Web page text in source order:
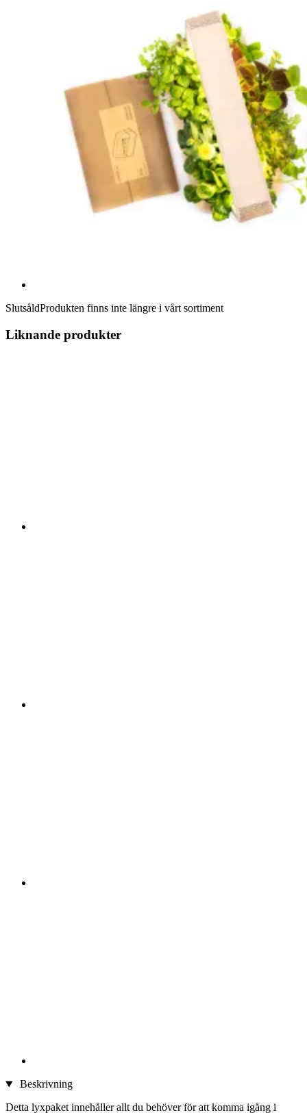
SlutsåldProdukten finns inte längre i vårt sortiment
Liknande produkter
Beskrivning
Detta lyxpaket innehåller allt du behöver för att komma igång i